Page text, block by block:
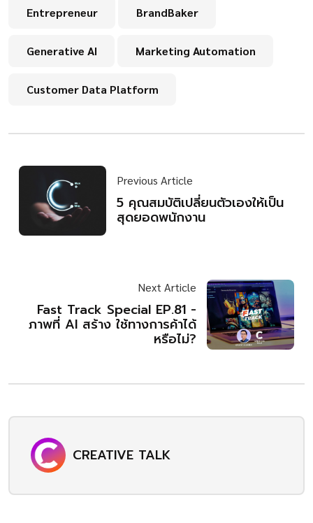
Entrepreneur BrandBaker
Generative AI Marketing Automation
Customer Data Platform
Previous Article
5 คุณสมบัติเปลี่ยนตัวเองให้เป็น
สุดยอดพนักงาน
Next Article
Fast Track Special EP.81 -
ภาพที่ AI สร้าง ใช้ทางการค้าได้
หรือไม่?
CREATIVE TALK